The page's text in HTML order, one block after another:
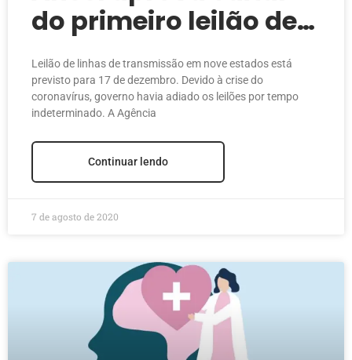
do primeiro leilão de
transmissão de 2020
Leilão de linhas de transmissão em nove estados está
previsto para 17 de dezembro. Devido à crise do
coronavírus, governo havia adiado os leilões por tempo
indeterminado. A Agência
Continuar lendo
7 de agosto de 2020